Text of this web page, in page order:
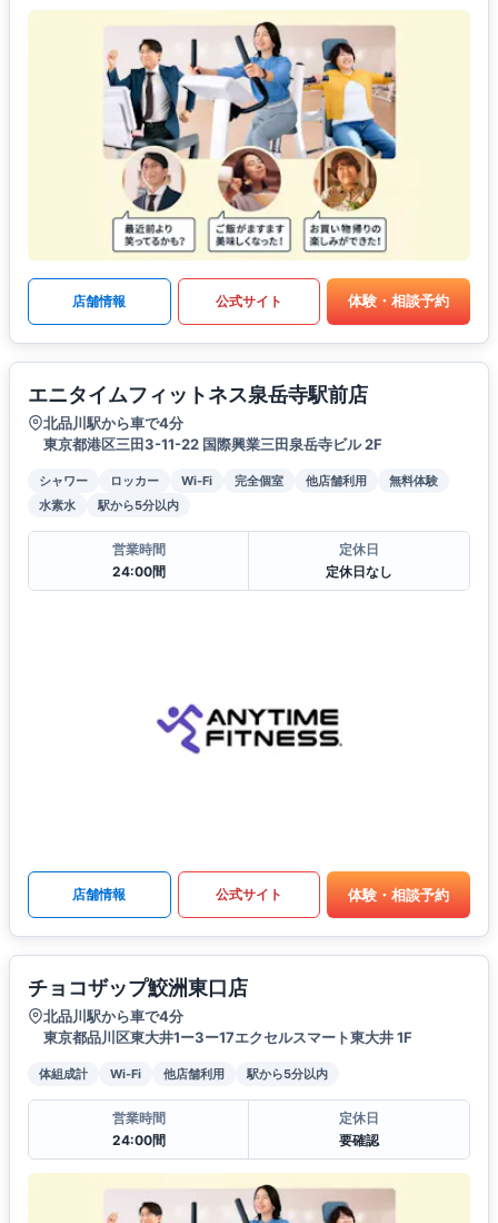
店舗情報 公式サイト 体験・相談予約
エニタイムフィットネス泉岳寺駅前店
北品川駅から車で4分
東京都港区三田3-11-22 国際興業三田泉岳寺ビル 2F
シャワー ロッカー Wi-Fi 完全個室 他店舗利用
無料体験
水素水
駅から5分以内
営業時間
24:00間
定休日
定休日なし
店舗情報 公式サイト 体験・相談予約
チョコザップ鮫洲東口店
北品川駅から車で4分
東京都品川区東大井1ー3ー17エクセルスマート東大井 1F
体組成計 Wi-Fi 他店舗利用 駅から5分以内
営業時間
24:00間
定休日
要確認